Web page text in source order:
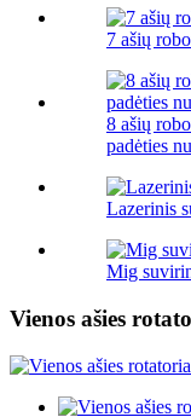
7 ašių
8 ašių
padėties
Lazerinis
Mig
Vienos ašies